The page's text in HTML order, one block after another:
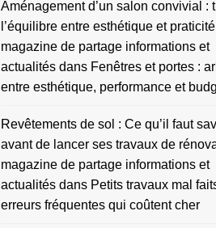
Aménagement d’un salon convivial :
l’équilibre entre esthétique et
magazine de partage informations et
actualités dans Fenêtres et portes :
entre esthétique, performance et
Revêtements de sol : Ce qu’il faut
avant de lancer ses travaux de
magazine de partage informations et
actualités dans Petits travaux mal
erreurs fréquentes qui coûtent cher